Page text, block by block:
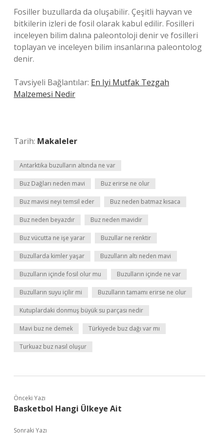
Fosiller buzullarda da oluşabilir. Çeşitli hayvan ve
bitkilerin izleri de fosil olarak kabul edilir. Fosilleri
inceleyen bilim dalına paleontoloji denir ve fosilleri
toplayan ve inceleyen bilim insanlarına paleontolog
denir.
Tavsiyeli Bağlantılar: En Iyi Mutfak Tezgah
Malzemesi Nedir
Tarih: Makaleler
Antarktika buzulların altında ne var
Buz Dağları neden mavi Buz erirse ne olur
Buz mavisi neyi temsil eder Buz neden batmaz kısaca
Buz neden beyazdır Buz neden mavidir
Buz vücutta ne işe yarar Buzullar ne renktir
Buzullarda kimler yaşar Buzulların altı neden mavi
Buzulların içinde fosil olur mu Buzulların içinde ne var
Buzulların suyu içilir mi Buzulların tamamı erirse ne olur
Kutuplardaki donmuş büyük su parçası nedir
Mavi buz ne demek Türkiyede buz dağı var mı
Turkuaz buz nasıl oluşur
Önceki Yazı
Basketbol Hangi Ülkeye Ait
Sonraki Yazı